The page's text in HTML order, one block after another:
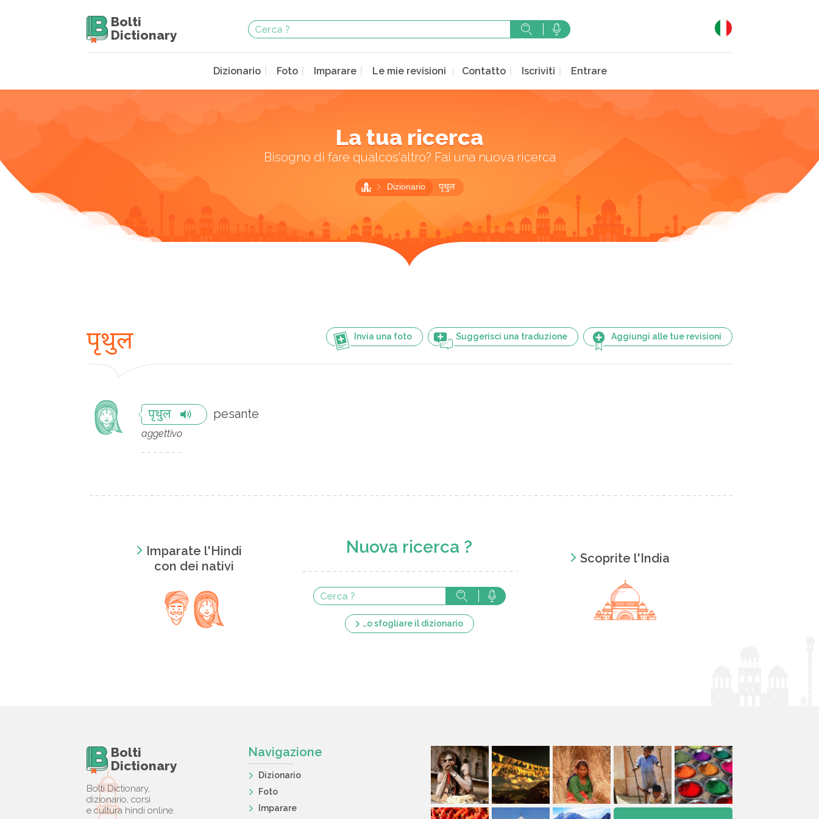
Bolti
Dictionary
Dizionario Foto Imparare Le mie revisioni Contatto Iscriviti Entrare
La tua ricerca
Bisogno di fare qualcos'altro? Fai una nuova ricerca
Dizionario पृथुल
Invia una foto Suggerisci una traduzione Aggiungi alle tue revisioni
पृथुल
पृथुल pesante
aggettivo
Imparate l'Hindi
con dei nativi
Nuova ricerca ?
…o sfogliare il dizionario
Scoprite l'India
Bolti
Dictionary
Bolti Dictionary,
dizionario, corsi
e cultura hindi online.
Navigazione
Dizionario
Foto
Imparare